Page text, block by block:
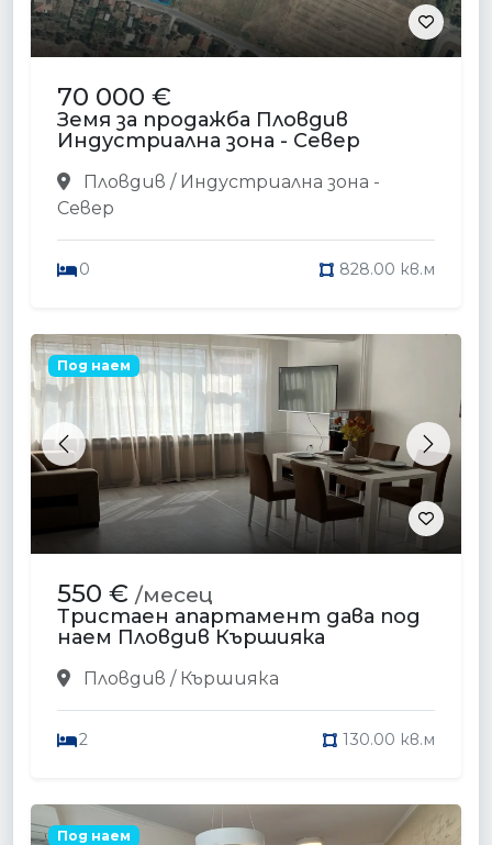
70 000 €
Земя за продажба Пловдив
Индустриална зона - Север
Пловдив / Индустриална зона -
Север
0 828.00 кв.м
Previous Next
Под наем
550 € /месец
Тристаен апартамент дава под
наем Пловдив Кършияка
Пловдив / Кършияка
2 130.00 кв.м
Под наем